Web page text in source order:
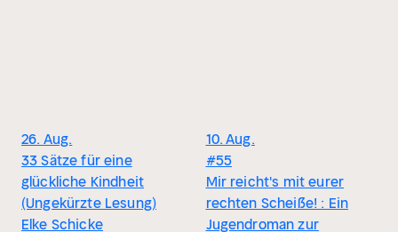
26. Aug.
33 Sätze für eine
glückliche Kindheit
(Ungekürzte Lesung)
Elke Schicke
10. Aug.
#55
Mir reicht's mit eurer
rechten Scheiße! : Ein
Jugendroman zur